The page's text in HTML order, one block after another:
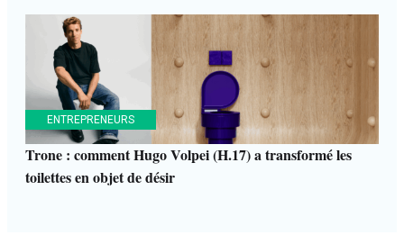
ENTREPRENEURS
Trone : comment Hugo Volpei (H.17) a transformé les
toilettes en objet de désir